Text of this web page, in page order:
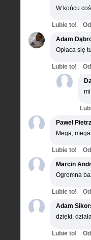
W końcu
Lubie to!
Adam
Opłaca się
Lubie to!
Paweł
Mega,
Lubie to!
Marcin
Ogromna
Lubie to!
Adam
dzięki,
Lubie to!